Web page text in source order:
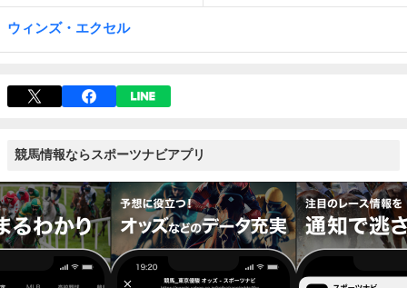
ウィンズ・エクセル
競馬情報ならスポーツナビアプリ